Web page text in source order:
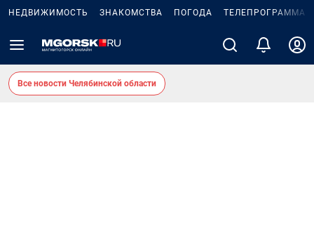
НЕДВИЖИМОСТЬ ЗНАКОМСТВА ПОГОДА ТЕЛЕПРОГРАММА
Все новости Челябинской области